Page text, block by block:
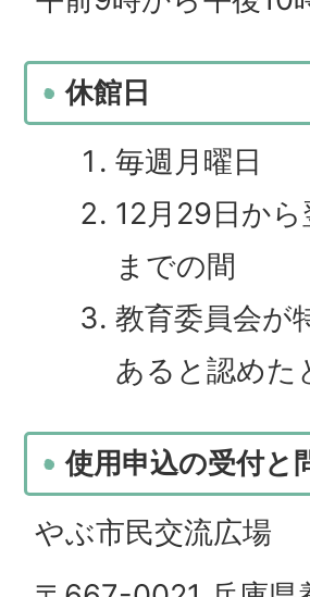
休館日
毎週月曜日
12月29日から
までの間
教育委員会が
あると認めた
使用申込の受付と
やぶ市民交流広場